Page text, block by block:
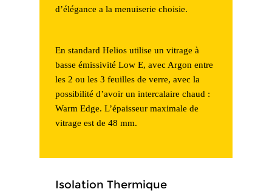
d’élégance a la menuiserie choisie.
En standard Helios utilise un vitrage à
basse émissivité Low E, avec Argon entre
les 2 ou les 3 feuilles de verre, avec la
possibilité d’avoir un intercalaire chaud :
Warm Edge. L’épaisseur maximale de
vitrage est de 48 mm.
Isolation Thermique